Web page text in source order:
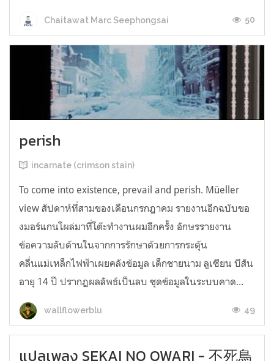
Chaitawat Marc Seephongsai 50
perish
incarnate (crimson stain)
To come into existence, prevail and perish. Müeller
view สัปดาห์ที่สามของเดือนกรกฎาคม รายงานอีกฉบับขอ
งมอร์แกนโผล่มาที่โต๊ะทำงานผมอีกครั้ง อักษรรายงาน
ข้อความลับด้านในจากการรักษาด้วยการกระตุ้น
คลื่นแม่เหล็กไฟฟ้าเผยคลังข้อมูล เด็กชายนาม ลูเซียน บีสัน
อายุ 14 ปี ปรากฏผลลัพธ์เป็นลบ ชุดข้อมูลในระบบคาด...
wallflowerblu 49
แปลเพลง SEKAI NO OWARI - 不死鳥